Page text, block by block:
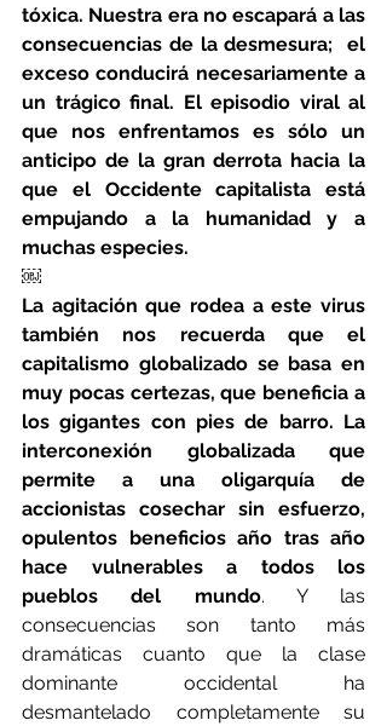
tóxica. Nuestra era no escapará a las
consecuencias de la desmesura;  el
exceso conducirá necesariamente a
un trágico final. El episodio viral al
que nos enfrentamos es sólo un
anticipo de la gran derrota hacia la
que el Occidente capitalista está
empujando a la humanidad y a
muchas especies.
￼
La agitación que rodea a este virus
también nos recuerda que el
capitalismo globalizado se basa en
muy pocas certezas, que beneficia a
los gigantes con pies de barro. La
interconexión globalizada que
permite a una oligarquía de
accionistas cosechar sin esfuerzo,
opulentos beneficios año tras año
hace vulnerables a todos los
pueblos del mundo. Y las
consecuencias son tanto más
dramáticas cuanto que la clase
dominante occidental ha
desmantelado completamente su